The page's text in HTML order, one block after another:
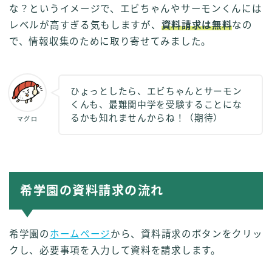
な？というイメージで、エビちゃんやサーモンくんには
レベルが高すぎる気もしますが、 資料請求は無料なの
で、情報収集のために取り寄せてみました。
マグロ
ひょっとしたら、エビちゃんとサーモン
くんも、最難関中学を受験することにな
るかも知れませんからね！（期待）
希学園の資料請求の流れ
希学園の ホームページから、資料請求のボタンをクリッ
クし、必要事項を入力して資料を請求します。